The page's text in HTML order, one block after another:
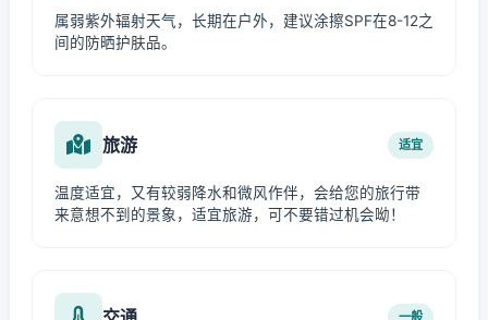
属弱紫外辐射天气，长期在户外，建议涂擦SPF在8-12之
间的防晒护肤品。
旅游 适宜
温度适宜，又有较弱降水和微风作伴，会给您的旅行带
来意想不到的景象，适宜旅游，可不要错过机会呦！
一般